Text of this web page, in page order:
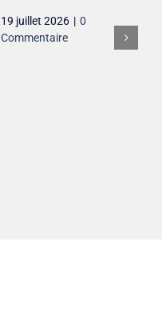
19 juillet 2026 | 0
Commentaire